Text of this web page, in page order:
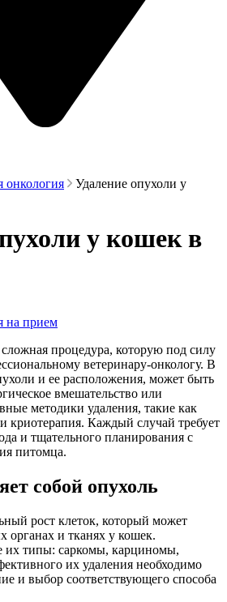
онкология
Удаление опухоли у
у кошек в
на прием
процедура, которую под силу
ветеринару-онкологу. В
и ее расположения, может быть
вмешательство или
методики удаления, такие как
криотерапия. Каждый случай требует
и тщательного планирования с
питомца.
собой опухоль
рост клеток, который может
органах и тканях у кошек.
их типы: саркомы, карциномы,
их удаления необходимо
и выбор соответствующего способа